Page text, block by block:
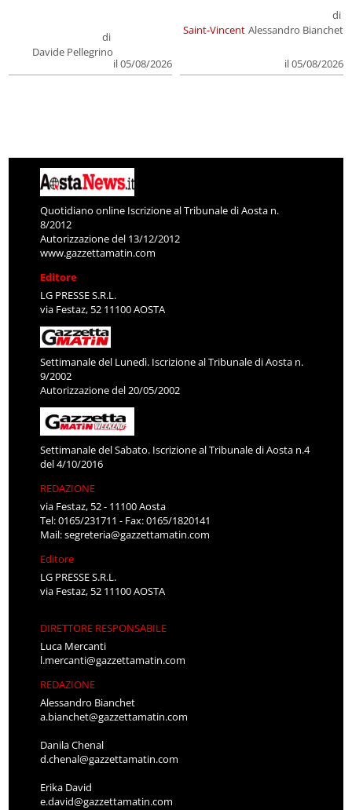
di
Davide Pellegrino
il 05/08/2026
Saint-Vincent
di
Alessandro Bianchet
il 05/08/2026
Quotidiano online Iscrizione al Tribunale di Aosta n.
8/2012
Autorizzazione del 13/12/2012
www.gazzettamatin.com
Editore
LG PRESSE S.R.L.
via Festaz, 52 11100 AOSTA
Settimanale del Lunedì. Iscrizione al Tribunale di Aosta n.
9/2002
Autorizzazione del 20/05/2002
Settimanale del Sabato. Iscrizione al Tribunale di Aosta n.4
del 4/10/2016
REDAZIONE
via Festaz, 52 - 11100 Aosta
Tel: 0165/231711 - Fax: 0165/1820141
Mail:segreteria@gazzettamatin.com
Editore
LG PRESSE S.R.L.
via Festaz, 52 11100 AOSTA
DIRETTORE RESPONSABILE
Luca Mercanti
l.mercanti@gazzettamatin.com
REDAZIONE
Alessandro Bianchet
a.bianchet@gazzettamatin.com
Danila Chenal
d.chenal@gazzettamatin.com
Erika David
e.david@gazzettamatin.com